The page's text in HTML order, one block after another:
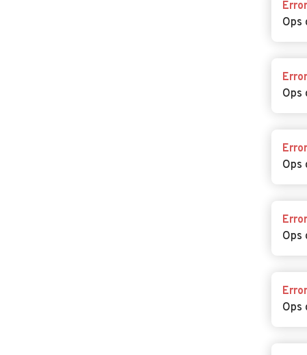
Error
Ops
Error
Ops
Error
Ops
Error
Ops
Error
Ops